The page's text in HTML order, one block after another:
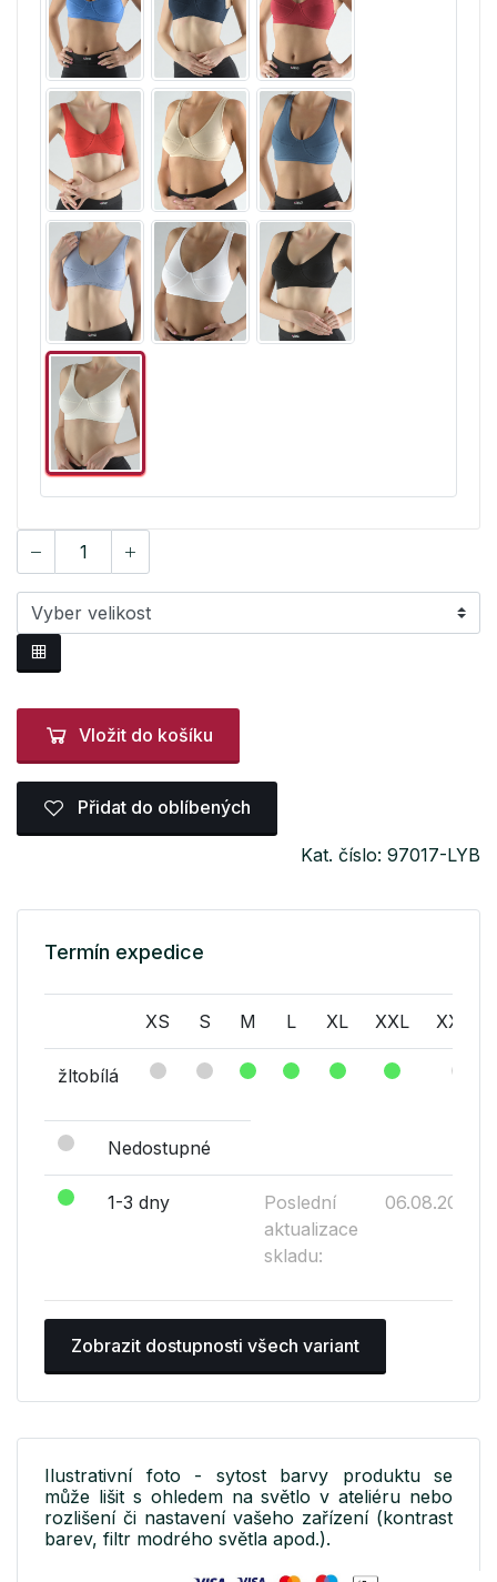
Vložit do košíku
Přidat do oblíbených
Kat. číslo: 97017-LYB
Termín expedice
XS S M L XL XXL XXXL
žltobílá
Nedostupné
1-3 dny
Poslední
aktualizace
skladu:
06.08.2026
Zobrazit dostupnosti všech variant
Ilustrativní foto - sytost barvy produktu se
může lišit s ohledem na světlo v ateliéru nebo
rozlišení či nastavení vašeho zařízení (kontrast
barev, filtr modrého světla apod.).